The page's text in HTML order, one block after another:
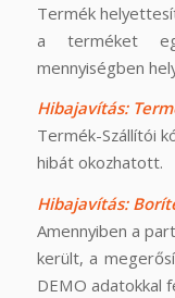
Termék
a terméket
mennyiségben
Hibajavítás:
Termék-Szállítói
hibát okozhatott.
Hibajavítás:
Amennyiben a
került, a
DEMO